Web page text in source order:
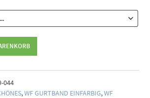
044
,WF GURTBAND EINFARBIG,WF